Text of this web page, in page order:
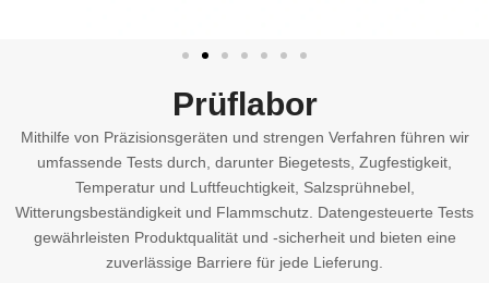
Prüflabor
Mithilfe von Präzisionsgeräten und strengen Verfahren führen wir
umfassende Tests durch, darunter Biegetests, Zugfestigkeit,
Temperatur und Luftfeuchtigkeit, Salzsprühnebel,
Witterungsbeständigkeit und Flammschutz. Datengesteuerte Tests
gewährleisten Produktqualität und -sicherheit und bieten eine
zuverlässige Barriere für jede Lieferung.